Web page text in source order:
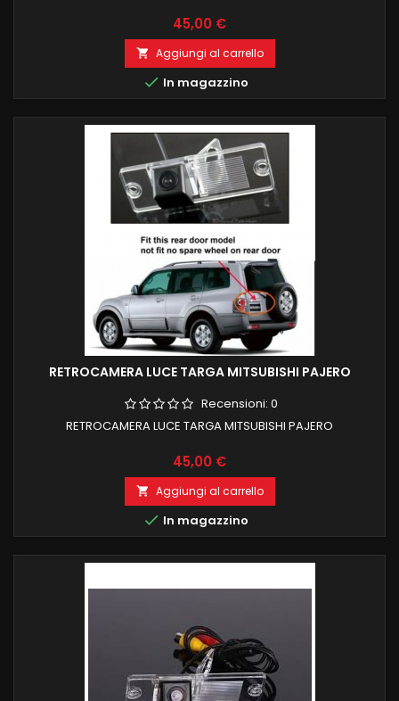
Prezzo
45,00 €
 Aggiungi al carrello
 In magazzino
RETROCAMERA LUCE TARGA MITSUBISHI PAJERO
Recensioni: 0
RETROCAMERA LUCE TARGA MITSUBISHI PAJERO
Prezzo
45,00 €
 Aggiungi al carrello
 In magazzino